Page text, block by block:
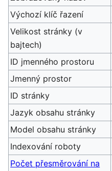
Výchozí klíč řazení
Velikost stránky (v
bajtech)
ID jmenného prostoru
Jmenný prostor
ID stránky
Jazyk obsahu stránky
Model obsahu stránky
Indexování roboty
Počet přesměrování na